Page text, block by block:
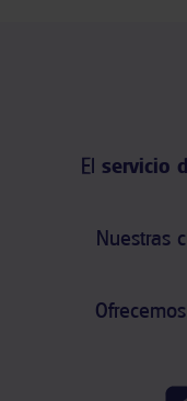
El servicio
Nuestras